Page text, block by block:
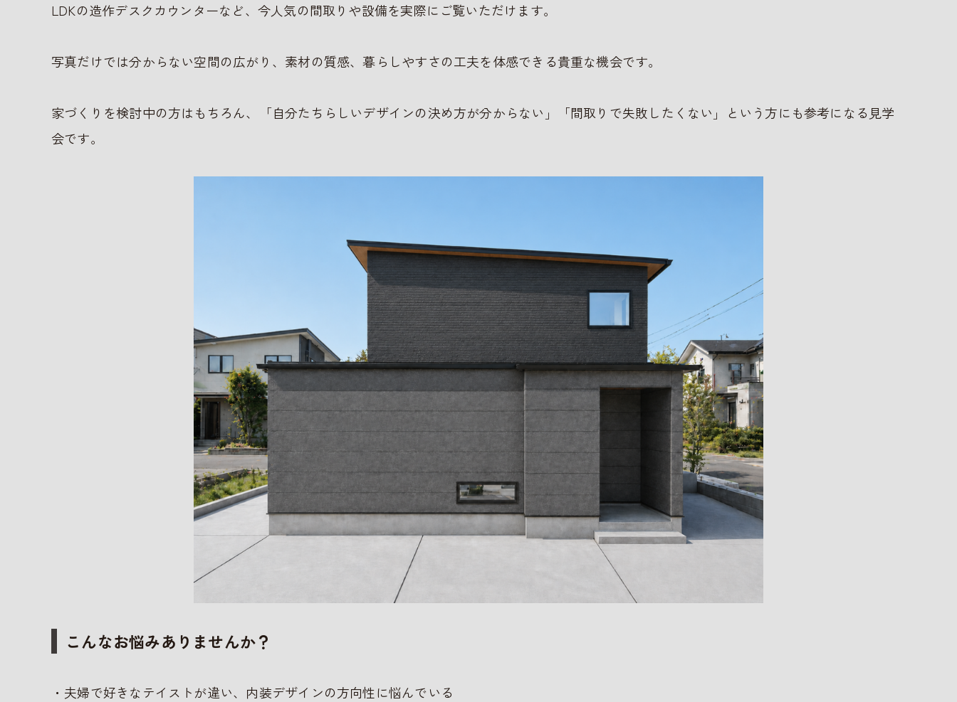
LDKの造作デスクカウンターなど、今人気の間取りや設備を実際にご覧いただけます。
写真だけでは分からない空間の広がり、素材の質感、暮らしやすさの工夫を体感できる貴重な機会です。
家づくりを検討中の方はもちろん、「自分たちらしいデザインの決め方が分からない」「間取りで失敗したくない」という方にも参考になる見学
会です。
こんなお悩みありませんか？
・夫婦で好きなテイストが違い、内装デザインの方向性に悩んでいる